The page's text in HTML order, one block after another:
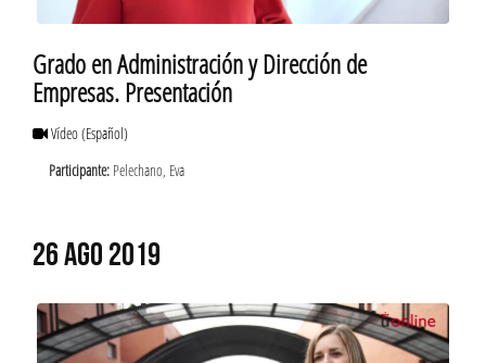
Grado en Administración y Dirección de
Empresas. Presentación
Vídeo(Español)
Participante: Pelechano, Eva
26 AGO 2019